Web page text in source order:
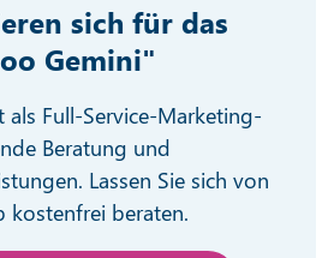
sich für das
Gemini"
als Full-Service-Marketing-
Beratung und
Lassen Sie sich von
kostenfrei beraten.